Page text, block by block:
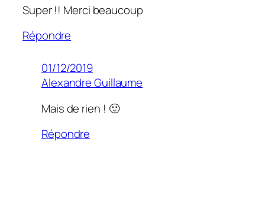
Super !! Merci beaucoup
Répondre
01/12/2019
Alexandre Guillaume
Mais de rien ! 🙂
Répondre